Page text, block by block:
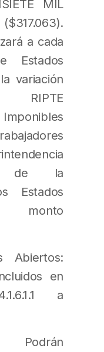
MIL
a cada
Estados
variación
de la
Estados
monto
Abiertos:
en
a
Podrán